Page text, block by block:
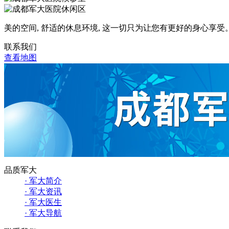
美的空间, 舒适的休息环境, 这一切只为让您有更好的身心享受
联系我们
查看地图
品质军大
· 军大简介
· 军大资讯
· 军大医生
· 军大导航